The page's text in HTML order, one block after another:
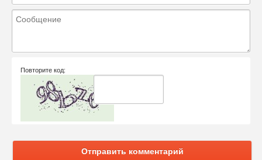
Повторите код:
Отправить комментарий